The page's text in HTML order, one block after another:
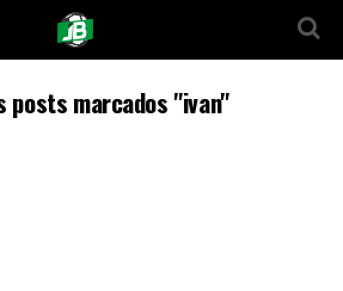
posts marcados "ivan"